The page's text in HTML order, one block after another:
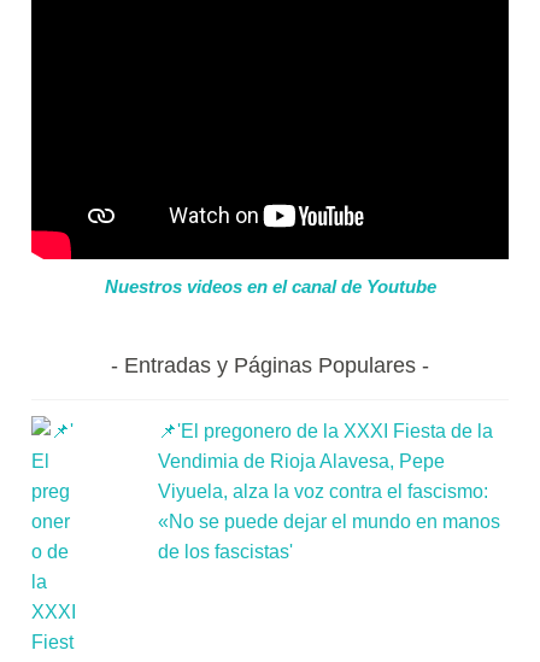
Nuestros videos en el canal de Youtube
Entradas y Páginas Populares
📌'El pregonero de la XXXI Fiesta de la
Vendimia de Rioja Alavesa, Pepe
Viyuela, alza la voz contra el fascismo:
«No se puede dejar el mundo en manos
de los fascistas'